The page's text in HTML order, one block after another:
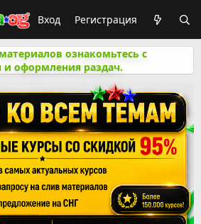
Вход Регистрация
ознакомьтесь с
и оформления раздач.